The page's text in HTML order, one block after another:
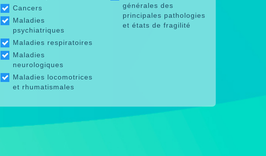
Cancers
Maladies
psychiatriques
Maladies respiratoires
Maladies
neurologiques
Maladies locomotrices
et rhumatismales
générales des
principales pathologies
et états de fragilité